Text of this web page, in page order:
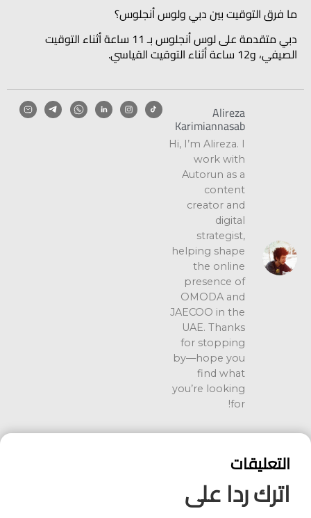
ما فرق التوقيت بين دبي ولوس أنجلوس؟
دبي متقدمة على لوس أنجلوس بـ 11 ساعة أثناء التوقيت
الصيفي، و12 ساعة أثناء التوقيت القياسي.
Alireza
Karimiannasab
Hi, I’m Alireza. I
work with
Autorun as a
content
creator and
digital
strategist,
helping shape
the online
presence of
OMODA and
JAECOO in the
UAE. Thanks
for stopping
by—hope you
find what
you’re looking
for!
التعليقات
اترك ردا على